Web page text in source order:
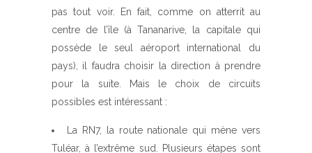
pas tout voir. En fait, comme on atterrit au
centre de l’île (à Tananarive, la capitale qui
possède le seul aéroport international du
pays), il faudra choisir la direction à prendre
pour la suite. Mais le choix de circuits
possibles est intéressant :
La RN7, la route nationale qui mène vers
Tuléar, à l’extrême sud. Plusieurs étapes sont